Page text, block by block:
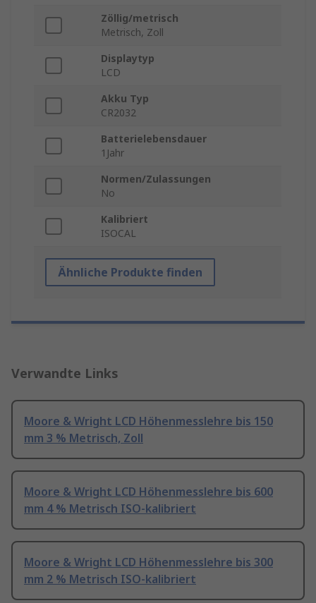
Zöllig/metrisch
Metrisch, Zoll
Displaytyp
LCD
Akku Typ
CR2032
Batterielebensdauer
1Jahr
Normen/Zulassungen
No
Kalibriert
ISOCAL
Ähnliche Produkte finden
Verwandte Links
Moore & Wright LCD Höhenmesslehre bis 150
mm 3 % Metrisch, Zoll
Moore & Wright LCD Höhenmesslehre bis 600
mm 4 % Metrisch ISO-kalibriert
Moore & Wright LCD Höhenmesslehre bis 300
mm 2 % Metrisch ISO-kalibriert